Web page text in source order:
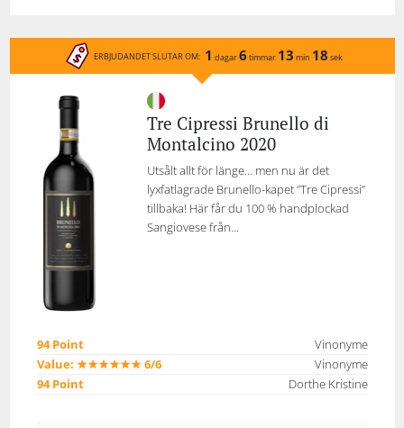
ERBJUDANDET SLUTAR OM: 1 dagar6 timmar 13 min 18 sek
Tre Cipressi Brunello di
Montalcino 2020
Utsålt allt för länge… men nu är det
lyxfatlagrade Brunello-kapet ”Tre Cipressi”
tillbaka! Här får du 100 % handplockad
Sangiovese från...
94 Point
Vinonyme
Value: ★★★★★★ 6/6
Vinonyme
94 Point
Dorthe Kristine